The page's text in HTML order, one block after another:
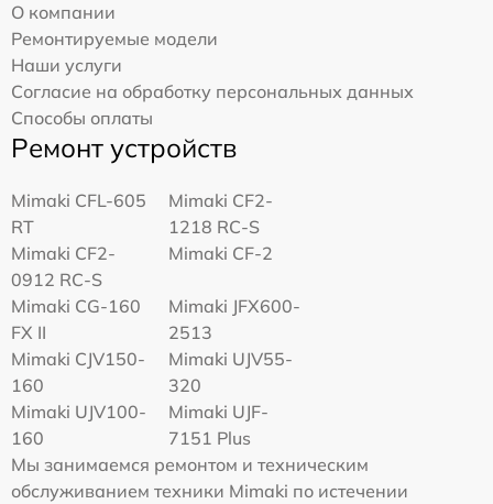
О компании
Ремонтируемые модели
Наши услуги
Согласие на обработку персональных данных
Способы оплаты
Ремонт устройств
Mimaki CFL-605
RT
Mimaki CF2-
1218 RC-S
Mimaki CF2-
0912 RC-S
Mimaki CF-2
Mimaki CG-160
FX II
Mimaki JFX600-
2513
Mimaki СJV150-
160
Mimaki UJV55-
320
Mimaki UJV100-
160
Mimaki UJF-
7151 Plus
Мы занимаемся ремонтом и техническим
обслуживанием техники Mimaki по истечении